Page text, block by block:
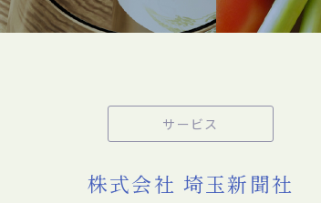
サービス
株式会社 埼玉新聞社